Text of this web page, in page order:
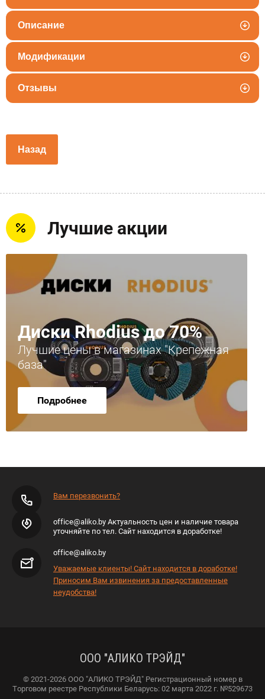
Описание
Модификации
Отзывы
Назад
Лучшие акции
Диски Rhodius до 70%
Лучшие цены в магазинах "Крепежная
база"
Подробнее
Вам перезвонить?
office@aliko.by Актуальность цен и наличие товара
уточняйте по тел. Сайт находится в доработке!
office@aliko.by
Уважаемые клиенты! Сайт находится в доработке!
Приносим Вам извинения за предоставленные
неудобства!
ООО "АЛИКО ТРЭЙД"
© 2021-2026 ООО "АЛИКО ТРЭЙД" Регистрационный номер в
Торговом реестре Республики Беларусь: 02 марта 2022 г. №529673